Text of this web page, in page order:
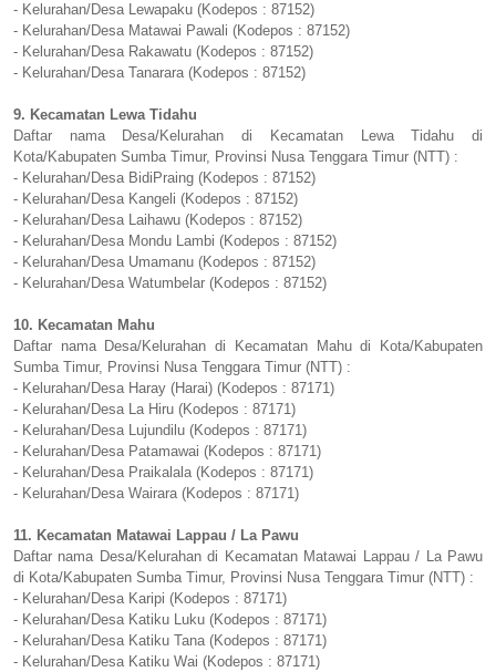
- Kelurahan/Desa Lewapaku (Kodepos : 87152)
- Kelurahan/Desa Matawai Pawali (Kodepos : 87152)
- Kelurahan/Desa Rakawatu (Kodepos : 87152)
- Kelurahan/Desa Tanarara (Kodepos : 87152)
9. Kecamatan Lewa Tidahu
Daftar nama Desa/Kelurahan di Kecamatan Lewa Tidahu di
Kota/Kabupaten Sumba Timur, Provinsi Nusa Tenggara Timur (NTT) :
- Kelurahan/Desa BidiPraing (Kodepos : 87152)
- Kelurahan/Desa Kangeli (Kodepos : 87152)
- Kelurahan/Desa Laihawu (Kodepos : 87152)
- Kelurahan/Desa Mondu Lambi (Kodepos : 87152)
- Kelurahan/Desa Umamanu (Kodepos : 87152)
- Kelurahan/Desa Watumbelar (Kodepos : 87152)
10. Kecamatan Mahu
Daftar nama Desa/Kelurahan di Kecamatan Mahu di Kota/Kabupaten
Sumba Timur, Provinsi Nusa Tenggara Timur (NTT) :
- Kelurahan/Desa Haray (Harai) (Kodepos : 87171)
- Kelurahan/Desa La Hiru (Kodepos : 87171)
- Kelurahan/Desa Lujundilu (Kodepos : 87171)
- Kelurahan/Desa Patamawai (Kodepos : 87171)
- Kelurahan/Desa Praikalala (Kodepos : 87171)
- Kelurahan/Desa Wairara (Kodepos : 87171)
11. Kecamatan Matawai Lappau / La Pawu
Daftar nama Desa/Kelurahan di Kecamatan Matawai Lappau / La Pawu
di Kota/Kabupaten Sumba Timur, Provinsi Nusa Tenggara Timur (NTT) :
- Kelurahan/Desa Karipi (Kodepos : 87171)
- Kelurahan/Desa Katiku Luku (Kodepos : 87171)
- Kelurahan/Desa Katiku Tana (Kodepos : 87171)
- Kelurahan/Desa Katiku Wai (Kodepos : 87171)